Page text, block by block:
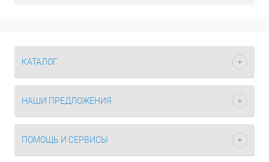
КАТАЛОГ
НАШИ ПРЕДЛОЖЕНИЯ
ПОМОЩЬ И СЕРВИСЫ